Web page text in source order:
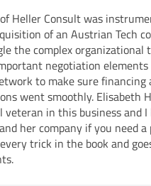
Heller Consult was
of an Austrian Tech
the complex organizational
negotiation elements
to make sure financing
went smoothly. Elisabeth
veteran in this business and
her company if you need
trick in the book and